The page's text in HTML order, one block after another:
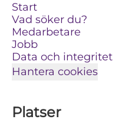
Start
Vad söker du?
Medarbetare
Jobb
Data och integritet
Hantera cookies
Platser